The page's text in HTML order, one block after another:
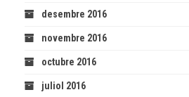
desembre 2016
novembre 2016
octubre 2016
juliol 2016